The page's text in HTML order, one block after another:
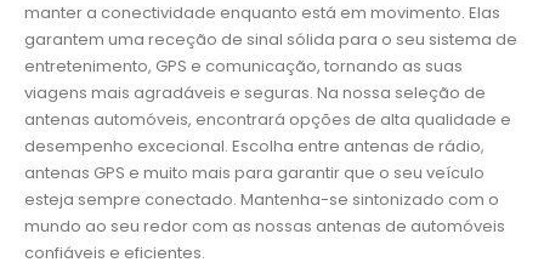
manter a conectividade enquanto está em movimento. Elas
garantem uma receção de sinal sólida para o seu sistema de
entretenimento, GPS e comunicação, tornando as suas
viagens mais agradáveis e seguras. Na nossa seleção de
antenas automóveis, encontrará opções de alta qualidade e
desempenho excecional. Escolha entre antenas de rádio,
antenas GPS e muito mais para garantir que o seu veículo
esteja sempre conectado. Mantenha-se sintonizado com o
mundo ao seu redor com as nossas antenas de automóveis
confiáveis e eficientes.